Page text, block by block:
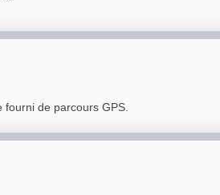
de parcours GPS.